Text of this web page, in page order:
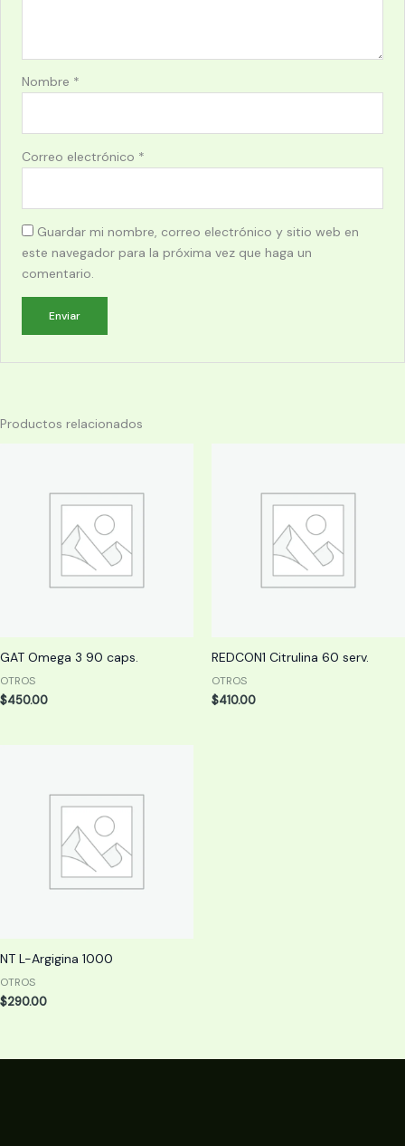
Nombre *
Correo electrónico *
Guardar mi nombre, correo electrónico y sitio web en
este navegador para la próxima vez que haga un
comentario.
Productos relacionados
GAT Omega 3 90 caps.
OTROS
$450.00
REDCON1 Citrulina 60 serv.
OTROS
$410.00
NT L-Argigina 1000
OTROS
$290.00